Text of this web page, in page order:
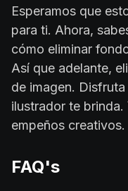
Esperamos que
para ti. Ahora,
cómo eliminar
Así que adelante,
de imagen.
ilustrador te brinda.
empeños creativos.
FAQ's